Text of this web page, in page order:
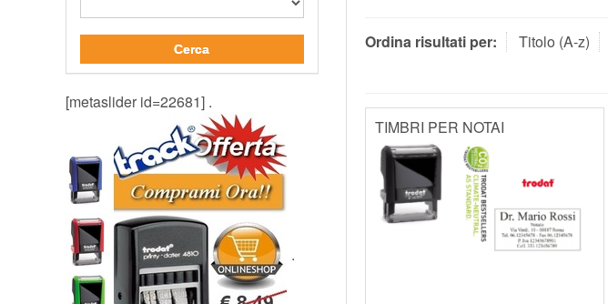
Cerca
[metaslider id=22681] .
.
Ordina risultati per: Titolo (A-z)
TIMBRI PER NOTAI